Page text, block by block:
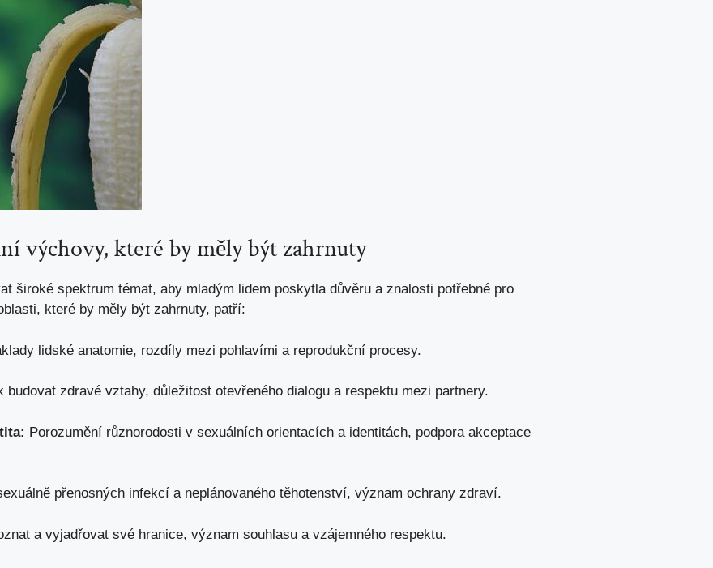
‍výchovy, které by měly být ⁣zahrnuty
široké​ spektrum‌ témat,⁤ aby mladým lidem poskytla důvěru a znalosti potřebné pro
které​ by ‍měly být zahrnuty, patří:
lidské anatomie, rozdíly mezi pohlavími ⁢a reprodukční procesy.
budovat zdravé ‍vztahy, důležitost otevřeného ‍dialogu‌ a respektu mezi partnery.
Porozumění různorodosti v sexuálních orientacích a ⁢identitách, podpora akceptace
⁢přenosných infekcí a ‌neplánovaného těhotenství, význam ochrany zdraví.
a vyjadřovat své hranice, význam souhlasu a vzájemného ‍respektu.